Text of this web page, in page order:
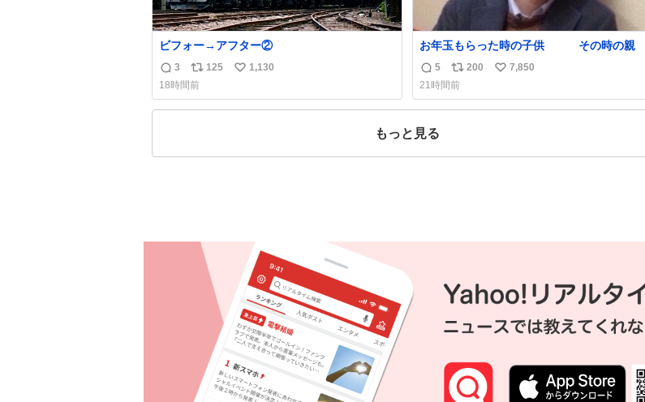
ビフォー→アフター②
返
信
数
3
リ
ポ
ス
125
い
ね
1,130
18時間前
お年玉もらった時の子供 その時の親
返
信
数
5
リ
ポ
ス
200
い
ね
7,850
21時間前
もっと見る